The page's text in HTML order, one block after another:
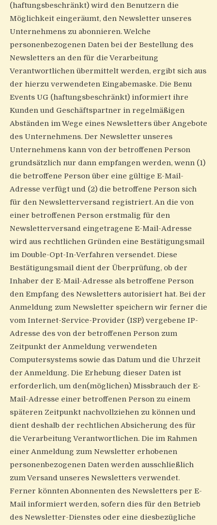
(haftungsbeschränkt) wird den Benutzern die
Möglichkeit eingeräumt, den Newsletter unseres
Unternehmens zu abonnieren. Welche
personenbezogenen Daten bei der Bestellung des
Newsletters an den für die Verarbeitung
Verantwortlichen übermittelt werden, ergibt sich aus
der hierzu verwendeten Eingabemaske. Die Benu
Events UG (haftungsbeschränkt) informiert ihre
Kunden und Geschäftspartner in regelmäßigen
Abständen im Wege eines Newsletters über Angebote
des Unternehmens. Der Newsletter unseres
Unternehmens kann von der betroffenen Person
grundsätzlich nur dann empfangen werden, wenn (1)
die betroffene Person über eine gültige E-Mail-
Adresse verfügt und (2) die betroffene Person sich
für den Newsletterversand registriert. An die von
einer betroffenen Person erstmalig für den
Newsletterversand eingetragene E-Mail-Adresse
wird aus rechtlichen Gründen eine Bestätigungsmail
im Double-Opt-In-Verfahren versendet. Diese
Bestätigungsmail dient der Überprüfung, ob der
Inhaber der E-Mail-Adresse als betroffene Person
den Empfang des Newsletters autorisiert hat. Bei der
Anmeldung zum Newsletter speichern wir ferner die
vom Internet-Service-Provider (ISP) vergebene IP-
Adresse des von der betroffenen Person zum
Zeitpunkt der Anmeldung verwendeten
Computersystems sowie das Datum und die Uhrzeit
der Anmeldung. Die Erhebung dieser Daten ist
erforderlich, um den(möglichen) Missbrauch der E-
Mail-Adresse einer betroffenen Person zu einem
späteren Zeitpunkt nachvollziehen zu können und
dient deshalb der rechtlichen Absicherung des für
die Verarbeitung Verantwortlichen. Die im Rahmen
einer Anmeldung zum Newsletter erhobenen
personenbezogenen Daten werden ausschließlich
zum Versand unseres Newsletters verwendet.
Ferner könnten Abonnenten des Newsletters per E-
Mail informiert werden, sofern dies für den Betrieb
des Newsletter-Dienstes oder eine diesbezügliche